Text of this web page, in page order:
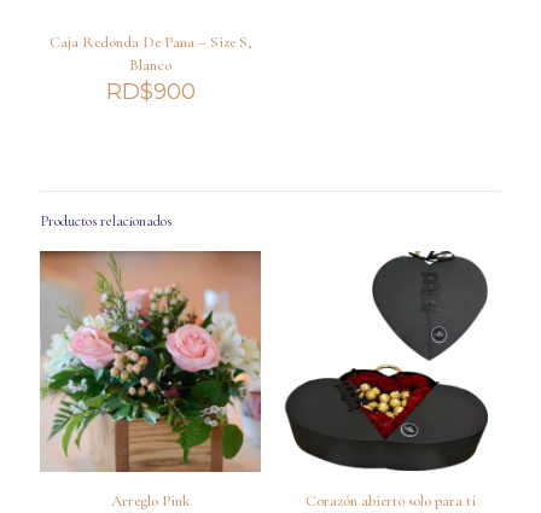
Caja Redonda De Pana – Size S,
Blanco
RD$900
Productos relacionados
Arreglo Pink Corazón abierto solo para tí